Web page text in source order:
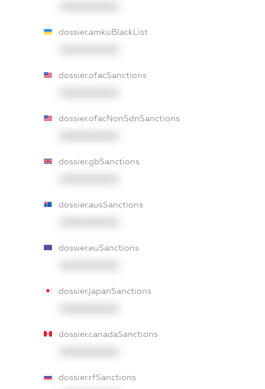
dossier.amkuBlackList
dossier.ofacSanctions
dossier.ofacNonSdnSanctions
dossier.gbSanctions
dossier.ausSanctions
dossier.euSanctions
dossier.japanSanctions
dossier.canadaSanctions
dossier.rfSanctions